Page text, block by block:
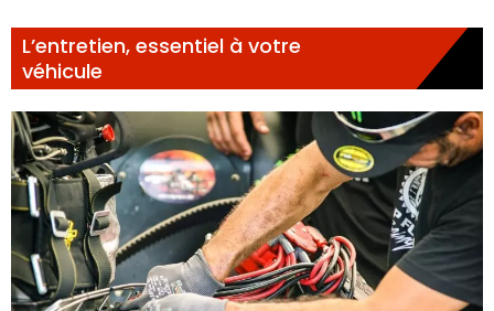
L’entretien, essentiel à votre
véhicule